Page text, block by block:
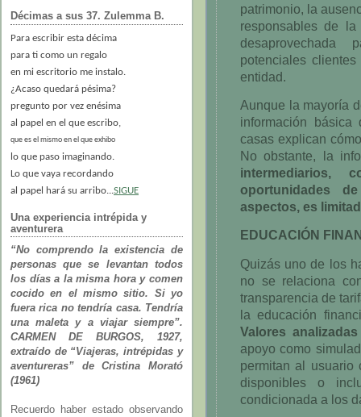
Décimas a sus 37. Zulemma B.
Para escribir esta décima
para ti como un regalo
en mi escritorio me instalo.
¿Acaso quedará pésima?
pregunto por vez enésima
al papel en el que escribo,
que es el mismo en el que exhibo
lo que paso imaginando.
Lo que vaya recordando
al papel hará su arribo...SIGUE
Una experiencia intrépida y
aventurera
“No comprendo la existencia de
personas que se levantan todos
los días a la misma hora y comen
cocido en el mismo sitio. Si yo
fuera rica no tendría casa. Tendría
una maleta y a viajar siempre”.
CARMEN DE BURGOS, 1927,
extraído de “Viajeras, intrépidas y
aventureras” de Cristina Morató
(1961)
Recuerdo haber estado observando
patrimonio, la
responsables de
potenciales
entidad.
Aunque la mayoría
información
casas explican
No obstante, la
intermediarios,
oportunidades
aspectos, es
EDUCACIÓN
Quizás uno de los
no se relaciona
transparencia de
la educación
Valores
apoyo como
permitan al usuario
disponibles o
condicionada a los